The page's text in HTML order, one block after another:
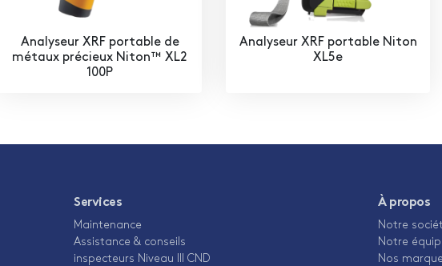
Analyseur XRF portable de
métaux précieux Niton™ XL2
100P
Analyseur XRF portable Niton
XL5e
Services
Maintenance
Assistance & conseils
inspecteurs Niveau III CND
À propos
Notre
Notre
Nos